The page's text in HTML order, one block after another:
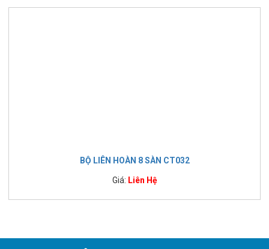
BỘ LIÊN HOÀN 8 SÀN CT032
Giá: Liên Hệ